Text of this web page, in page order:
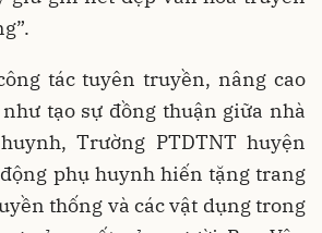
tác tuyên truyền, nâng cao
tạo sự đồng thuận giữa nhà
Trường PTDTNT huyện
phụ huynh hiến tặng trang
thống và các vật dụng trong